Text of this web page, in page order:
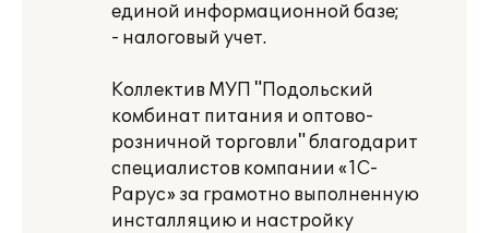
единой информационной базе;
- налоговый учет.
Коллектив МУП "Подольский
комбинат питания и оптово-
розничной торговли" благодарит
специалистов компании «1С-
Рарус» за грамотно выполненную
инсталляцию и настройку